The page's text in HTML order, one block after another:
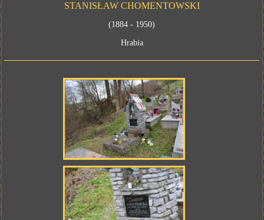
STANISŁAW CHOMENTOWSKI
(1884 - 1950)
Hrabia